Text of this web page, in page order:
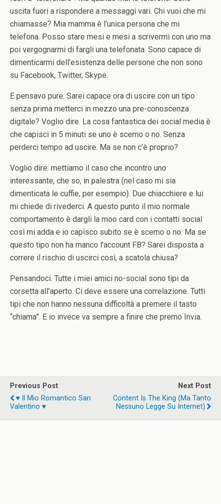
uscita fuori a rispondere a messaggi vari. Chi vuoi che mi
chiamasse? Mia mamma è l’unica persona che mi
telefona. Posso stare mesi e mesi a scrivermi con uno ma
poi vergognarmi di fargli una telefonata. Sono capace di
dimenticarmi dell’esistenza delle persone che non sono
su Facebook, Twitter, Skype.
E pensavo pure. Sarei capace ora di uscire con un tipo
senza prima metterci in mezzo una pre-conoscenza
digitale? Voglio dire. La cosa fantastica dei social media è
che capisci in 5 minuti se uno è scemo o no. Senza
perderci tempo ad uscire. Ma se non c’è proprio?
Voglio dire: mettiamo il caso che incontro uno
interessante, che so, in palestra (nel caso mi sia
dimenticata le cuffie, per esempio). Due chiacchiere e lui
mi chiede di rivederci. A questo punto il mio normale
comportamento è dargli la moo card con i contatti social
così mi adda e io capisco subito se è scemo o no. Ma se
questo tipo non ha manco l’account FB? Sarei disposta a
correre il rischio di uscirci così, a scatola chiusa?
Pensandoci. Tutte i miei amici no-social sono tipi da
corsetta all’aperto. Ci deve essere una correlazione. Tutti
tipi che non hanno nessuna difficoltà a premere il tasto
“chiama”. E io invece va sempre a finire che premo Invia.
Previous Post
♥ Il Mio Romantico San
Valentino ♥
Next Post
Content Is The King (ma Tanto
Nessuno Legge Su Internet)